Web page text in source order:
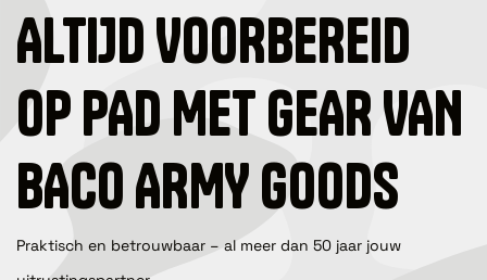
ALTIJD VOORBEREID
OP PAD MET GEAR VAN
BACO ARMY GOODS
Praktisch en betrouwbaar – al meer dan 50 jaar jouw